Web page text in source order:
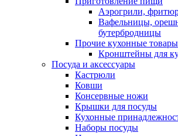
Аэрогрили,
Вафельницы,
бутербродницы
Прочие кухонные товары
Кронштейны для
Посуда и аксессуары
Кастрюли
Ковши
Консервные ножи
Крышки для посуды
Кухонные
Наборы посуды